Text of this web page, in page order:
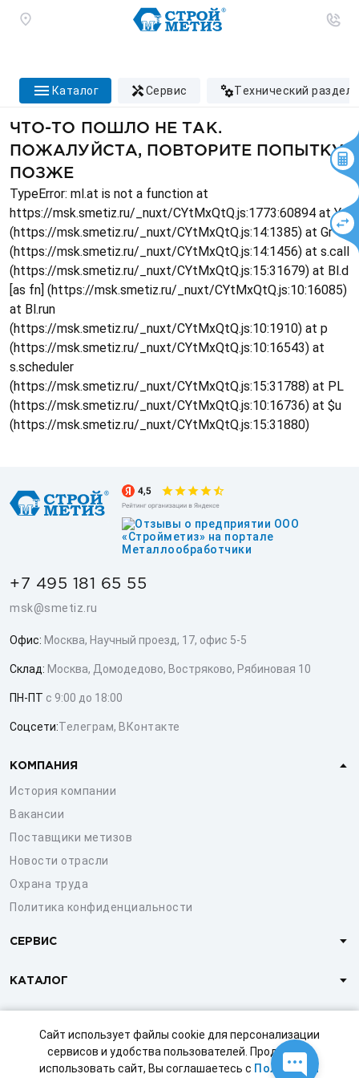
Сайт использует файлы cookie для персонализации
сервисов и удобства пользователей. Продолжая
использовать сайт, Вы соглашаетесь с Политикой
каталог сервис технический раздел
ЧТО-ТО ПОШЛО НЕ ТАК.
ПОЖАЛУЙСТА, ПОВТОРИТЕ ПОПЫТКУ
ПОЗЖЕ
TypeError: ml.at is not a function at
https://msk.smetiz.ru/_nuxt/CYtMxQtQ.js:1773:60894 at Ys
(https://msk.smetiz.ru/_nuxt/CYtMxQtQ.js:14:1385) at Gr
(https://msk.smetiz.ru/_nuxt/CYtMxQtQ.js:14:1456) at s.call
(https://msk.smetiz.ru/_nuxt/CYtMxQtQ.js:15:31679) at Bl.d
[as fn] (https://msk.smetiz.ru/_nuxt/CYtMxQtQ.js:10:16085)
at Bl.run
(https://msk.smetiz.ru/_nuxt/CYtMxQtQ.js:10:1910) at p
(https://msk.smetiz.ru/_nuxt/CYtMxQtQ.js:10:16543) at
s.scheduler
(https://msk.smetiz.ru/_nuxt/CYtMxQtQ.js:15:31788) at PL
(https://msk.smetiz.ru/_nuxt/CYtMxQtQ.js:10:16736) at $u
(https://msk.smetiz.ru/_nuxt/CYtMxQtQ.js:15:31880)
+7 495 181 65 55
msk@smetiz.ru
Офис: Москва, Научный проезд, 17, офис 5-5
Склад: Москва, Домодедово, Востряково, Рябиновая 10
ПН-ПТ с 9:00 до 18:00
Соцсети:Телеграм, ВКонтакте
КОМПАНИЯ
История компании
Вакансии
Поставщики метизов
Новости отрасли
Охрана труда
Политика конфиденциальности
СЕРВИС
КАТАЛОГ